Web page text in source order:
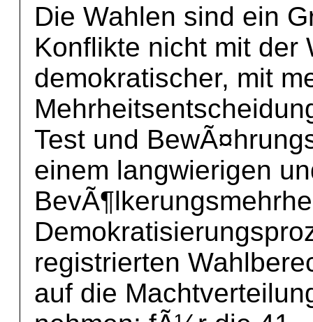
Die Wahlen sind ein
Konflikte nicht mit der
demokratischer, mit
Test und
einem langwierigen
registrierten
auf die